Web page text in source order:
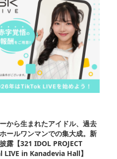
から生まれたアイドル、過去
ールワンマンでの集大成。新
露【321 IDOL PROJECT
LIVE in Kanadevia Hall】